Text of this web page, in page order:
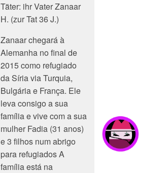
Täter: ihr Vater Zanaar
H. (zur Tat 36 J.)
Zanaar chegará à
Alemanha no final de
2015 como refugiado
da Síria via Turquia,
Bulgária e França. Ele
leva consigo a sua
família e vive com a sua
mulher Fadia (31 anos)
e 3 filhos num abrigo
para refugiados A
família está na